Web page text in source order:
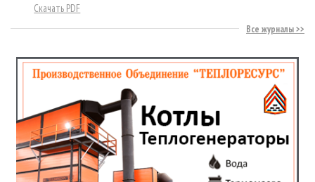
Скачать PDF
Все журналы